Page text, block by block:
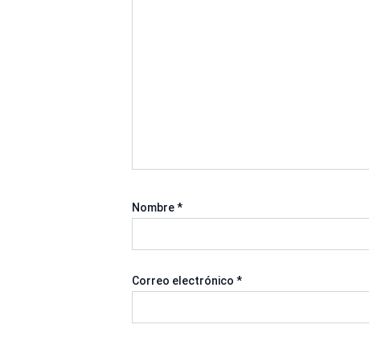
Nombre*
Correo electrónico*